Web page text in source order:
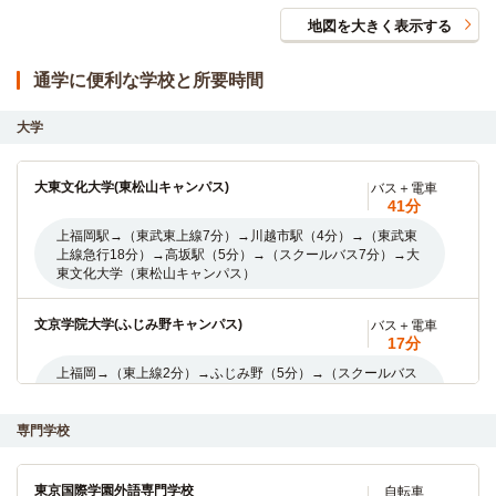
地図を大きく表示する
通学に便利な学校と所要時間
大学
大東文化大学(東松山キャンパス) バス＋電車
41分
上福岡駅→（東武東上線7分）→川越市駅（4分）→（東武東
上線急行18分）→高坂駅（5分）→（スクールバス7分）→大
東文化大学（東松山キャンパス）
文京学院大学(ふじみ野キャンパス) バス＋電車
17分
上福岡→（東上線2分）→ふじみ野（5分）→（スクールバス
東邦音楽大学(川越キャンパス) バス
専門学校
東京国際学園外語専門学校 自転車